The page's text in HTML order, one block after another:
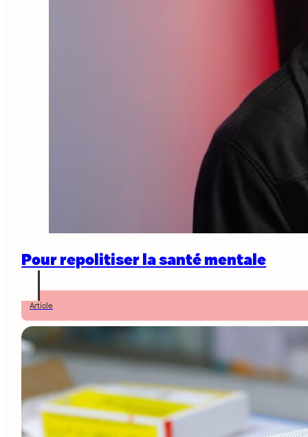
Pour repolitiser la santé mentale
Article